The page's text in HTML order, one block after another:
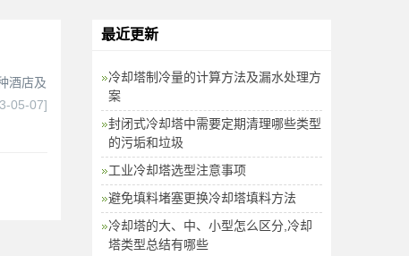
酒店及
05-07]
最近更新
冷却塔制冷量的计算方法及漏水处理方
案
封闭式冷却塔中需要定期清理哪些类型
的污垢和垃圾
工业冷却塔选型注意事项
避免填料堵塞更换冷却塔填料方法
冷却塔的大、中、小型怎么区分,冷却
塔类型总结有哪些